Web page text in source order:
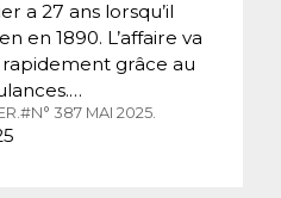
a 27 ans lorsqu’il
en 1890. L’affaire va
grâce au
#N° 387 MAI 2025.